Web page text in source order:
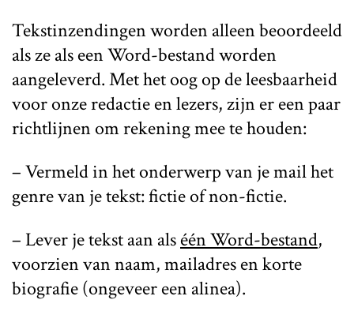
Tekstinzendingen worden alleen beoordeeld
als ze als een Word-bestand worden
aangeleverd. Met het oog op de leesbaarheid
voor onze redactie en lezers, zijn er een paar
richtlijnen om rekening mee te houden:
– Vermeld in het onderwerp van je mail het
genre van je tekst: fictie of non-fictie.
– Lever je tekst aan alséén Word-bestand,
voorzien van naam, mailadres en korte
biografie (ongeveer een alinea).